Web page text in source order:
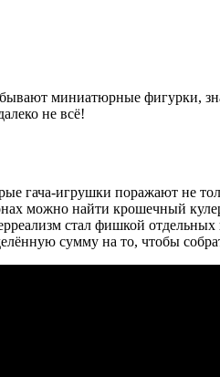
миниатюрные фигурки,
не всё!
гача-игрушки поражают не
можно найти крошечный
стал фишкой
сумму на то, чтобы